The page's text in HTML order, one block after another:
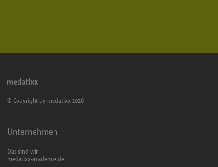
© Copyright by medatixx 2026
Unternehmen
Das sind wir
medatixx-akademie.de